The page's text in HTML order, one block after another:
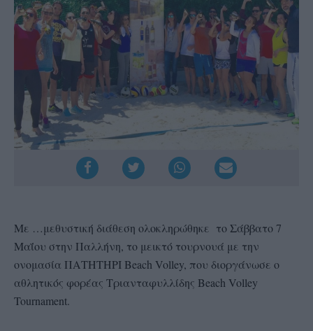
Με …μεθυστική διάθεση ολοκληρώθηκε το Σάββατο 7
Μαΐου στην Παλλήνη, το μεικτό τουρνουά με την
ονομασία ΠΑΤΗΤΗΡΙ Beach Volley, που διοργάνωσε ο
αθλητικός φορέας Τριανταφυλλίδης Beach Volley
Tournament.